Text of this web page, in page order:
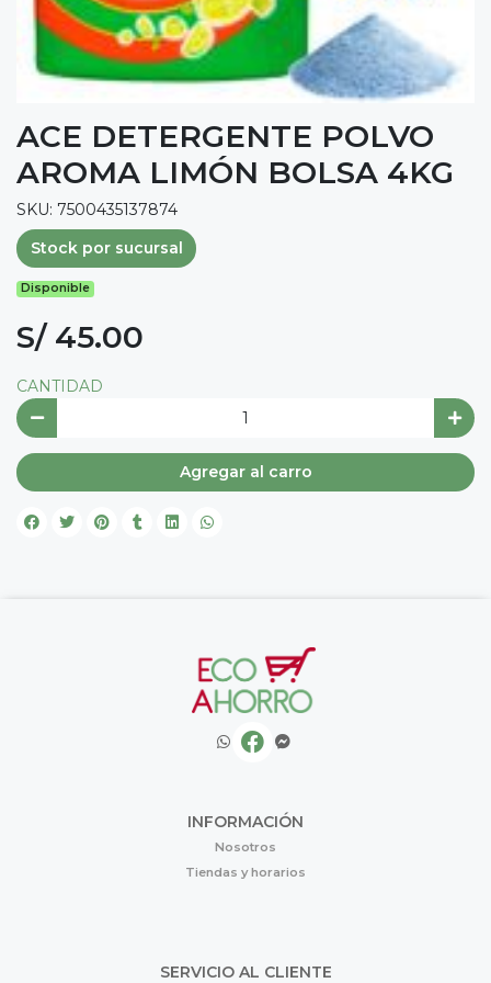
ACE DETERGENTE POLVO
AROMA LIMÓN BOLSA 4KG
SKU: 7500435137874
Stock por sucursal
Disponible
S/ 45.00
CANTIDAD
Agregar al carro
INFORMACIÓN
Nosotros
Tiendas y horarios
SERVICIO AL CLIENTE